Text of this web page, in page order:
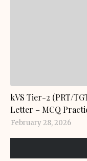
kVS Tier-2 (PRT/
Letter – MCQ
February 28, 2026